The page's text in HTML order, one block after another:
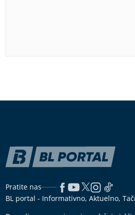
Pratite nas
BL portal - Informativno, Aktuelno,